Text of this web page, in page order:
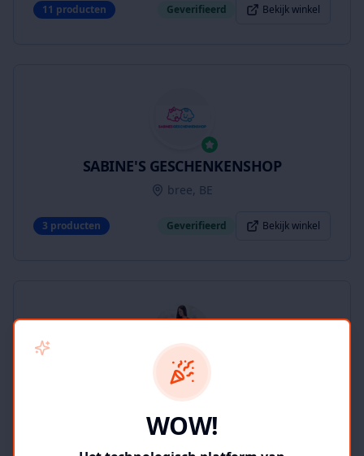
11 producten Geverifieerd Bekijk winkel
SABINE'S GESCHENKENSHOP
bree, BE
3 producten Geverifieerd Bekijk winkel
SUPERKOOPJES.BE
Geverifieerd
WOW!